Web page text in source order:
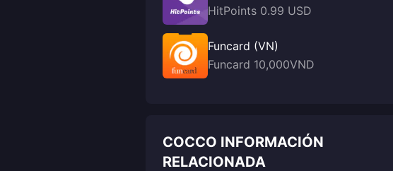
HitPoints 0.99 USD
Funcard (VN)
Funcard 10,000VND
COCCO INFORMACIÓN
RELACIONADA